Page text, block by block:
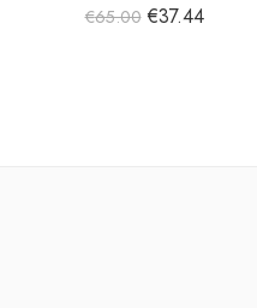
€65.00 €37.44